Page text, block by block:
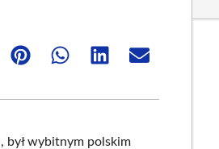
Share Share Share Share
był wybitnym polskim